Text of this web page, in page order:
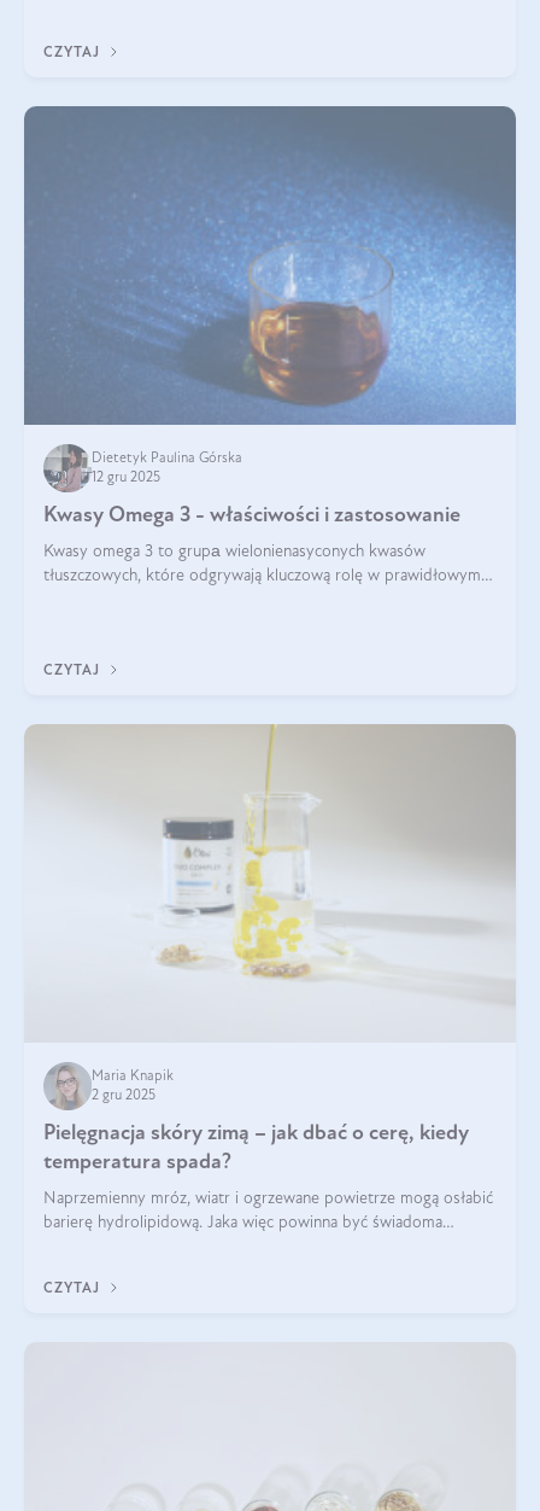
bydlęcy.
CZYTAJ
Dietetyk Paulina Górska
12 gru 2025
Kwasy Omega 3 - właściwości i zastosowanie
Kwasy omega 3 to grupа wielonienasyconych kwasów
tłuszczowych, które odgrywają kluczową rolę w prawidłowym
CZYTAJ
Maria Knapik
2 gru 2025
Pielęgnacja skóry zimą – jak dbać o cerę, kiedy
temperatura spada?
Naprzemienny mróz, wiatr i ogrzewane powietrze mogą osłabić
barierę hydrolipidową. Jaka więc powinna być świadoma
CZYTAJ